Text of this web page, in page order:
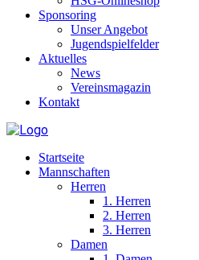
Sponsoring
Unser Angebot
Jugendspielfelder
Aktuelles
News
Vereinsmagazin
Kontakt
Startseite
Mannschaften
Herren
1. Herren
2. Herren
3. Herren
Damen